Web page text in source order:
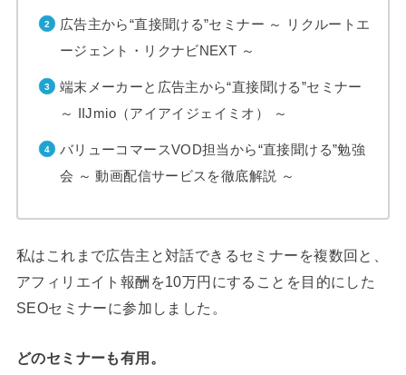
広告主から“直接聞ける”セミナー ～ リクルートエ
ージェント・リクナビNEXT ～
端末メーカーと広告主から“直接聞ける”セミナー
～ IIJmio（アイアイジェイミオ） ～
バリューコマースVOD担当から“直接聞ける”勉強
会 ～ 動画配信サービスを徹底解説 ～
私はこれまで広告主と対話できるセミナーを複数回と、
アフィリエイト報酬を10万円にすることを目的にした
SEOセミナーに参加しました。
どのセミナーも有用。